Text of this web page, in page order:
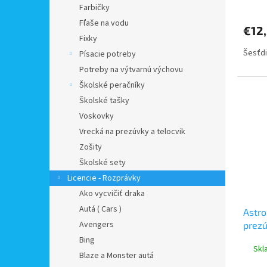
Farbičky
Fľaše na vodu
Fixky
Písacie potreby
Potreby na výtvarnú výchovu
Školské peračníky
Školské tašky
Voskovky
Vrecká na prezúvky a telocvik
Zošity
Školské sety
Licencie - Rozprávky
Ako vycvičiť draka
Autá ( Cars )
Avengers
Bing
Blaze a Monster autá